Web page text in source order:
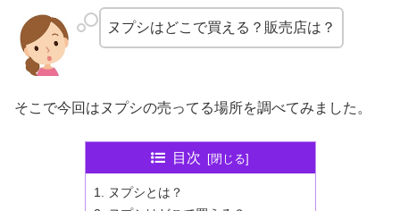
ヌプシはどこで買える？販売店は？
そこで今回はヌプシの売ってる場所を調べてみました。
目次
ヌプシとは？